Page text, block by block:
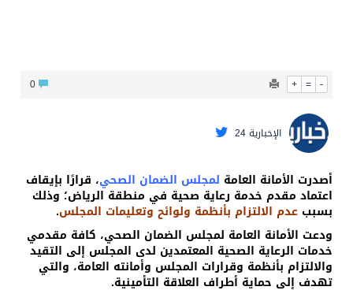
+ = -
الإخبارية 24
أصدرت الأمانة العامة لمجلس الضمان الصحي، قرارًا بإيقاف
اعتماد مقدم خدمة رعاية صحية في منطقة الرياض؛ وذلك
بسبب عدم الالتزام بأنظمة ولوائح وتعليمات المجلس.
ودعت الأمانة العامة لمجلس الضمان الصحي، كافة مقدمي
خدمات الرعاية الصحية المعتمدين لدى المجلس إلى التقيد
والالتزام بأنظمة وقرارات المجلس وأمانته العامة، والتي
تهدف إلى حماية أطراف العلاقة التأمينية.